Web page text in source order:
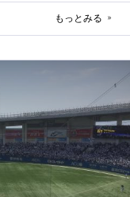
もっとみる